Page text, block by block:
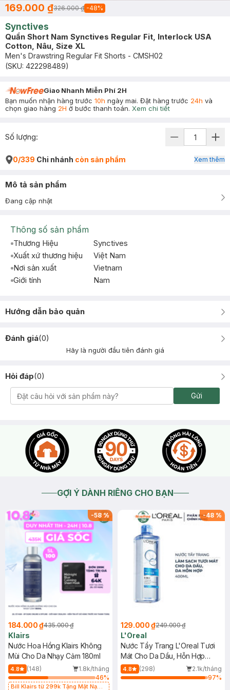
169.000 ₫326.000 ₫ -48%
Synctives
Quần Short Nam Synctives Regular Fit, Interlock USA
Cotton, Nâu, Size XL
Men's Drawstring Regular Fit Shorts - CMSH02
(SKU: 422298489)
Giao Nhanh Miễn Phí 2H
Bạn muốn nhận hàng trước 10h ngày mai. Đặt hàng trước 24h và
chọn giao hàng 2H ở bước thanh toán. Xem chi tiết
Số lượng:
0/339 Chi nhánh còn sản phẩm Xem thêm
Mô tả sản phẩm
Đang cập nhật
Thông số sản phẩm
Thương Hiệu
Synctives
Xuất xứ thương hiệu
Việt Nam
Nơi sản xuất
Vietnam
Giới tính
Nam
Hướng dẫn bảo quản
Đánh giá(0)
Hãy là người đầu tiên đánh giá
Hỏi đáp(0)
Gửi
GỢI Ý DÀNH RIÊNG CHO BẠN
-58%
184.000 ₫435.000 ₫
Klairs
Nước Hoa Hồng Klairs Không
Mùi Cho Da Nhạy Cảm 180ml
4.8 (148)
1.8k/tháng
46%
Bill Klairs từ 299k Tặng Mặt Nạ
-48 %
129.000 ₫249.000 ₫
L'Oreal
Nước Tẩy Trang L'Oreal Tươi
Mát Cho Da Dầu, Hỗn Hợp
400ml
4.8 (298)
2.1k/tháng
97%